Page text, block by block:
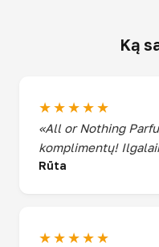
Ką
★★★★★
«All or Nothing
komplimentų!
Rūta
★★★★★